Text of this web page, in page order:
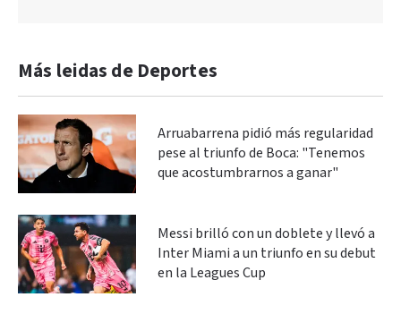
Más leidas de Deportes
Arruabarrena pidió más regularidad
pese al triunfo de Boca: "Tenemos
que acostumbrarnos a ganar"
Messi brilló con un doblete y llevó a
Inter Miami a un triunfo en su debut
en la Leagues Cup